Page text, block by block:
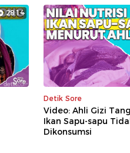
28:14
Detik Sore
Video: Ahli Gizi
Ikan Sapu-sapu
Dikonsumsi